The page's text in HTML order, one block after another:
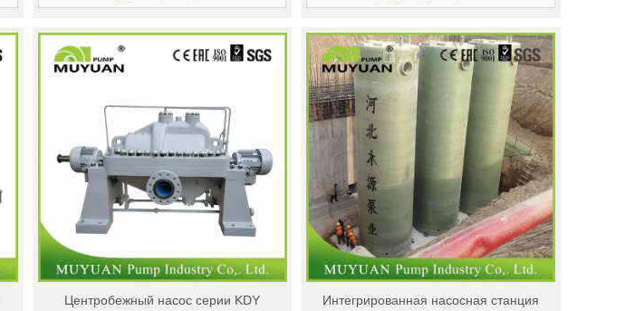
Центробежный насос серии KDY Интегрированная насосная станция